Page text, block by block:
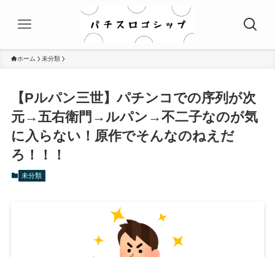
ホーム 未分類
【Pルパン三世】パチンコでの序列が次
元→五右衛門→ルパン→不二子なのが気
に入らない！原作でそんなのねえだ
ろ！！！
未分類